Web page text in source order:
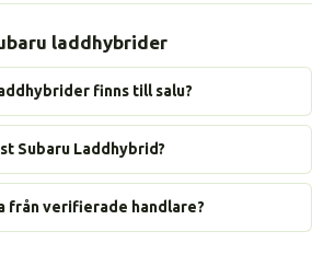
laddhybrider
finns till salu?
Subaru Laddhybrid?
från verifierade handlare?